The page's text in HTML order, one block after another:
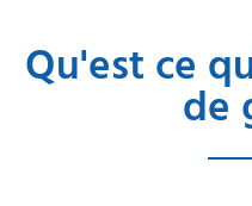
Qu'est ce
de